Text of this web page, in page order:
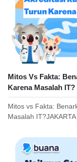
Mitos Vs Fakta:
Karena Masalah IT?
Mitos vs Fakta:
Masalah IT?JAKARTA